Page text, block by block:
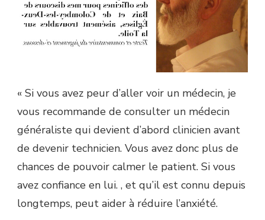
« Si vous avez peur d’aller voir un médecin, je
vous recommande de consulter un médecin
généraliste qui devient d’abord clinicien avant
de devenir technicien. Vous avez donc plus de
chances de pouvoir calmer le patient. Si vous
avez confiance en lui. , et qu’il est connu depuis
longtemps, peut aider à réduire l’anxiété.